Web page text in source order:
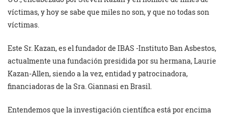
víctimas, y hoy se sabe que miles no son, y que no todas son
víctimas.
Este Sr. Kazan, es el fundador de IBAS -Instituto Ban Asbestos,
actualmente una fundación presidida por su hermana, Laurie
Kazan-Allen, siendo a la vez, entidad y patrocinadora,
financiadoras de la Sra. Giannasi en Brasil.
Entendemos que la investigación científica está por encima